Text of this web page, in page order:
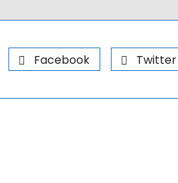
Facebook Twitter